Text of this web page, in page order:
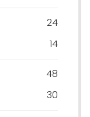
24
14
48
30